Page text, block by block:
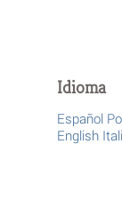
Idioma
Español
English